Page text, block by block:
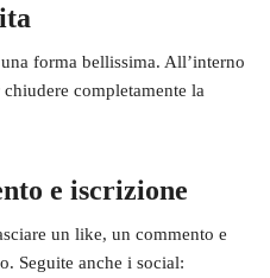
forma bellissima. All’interno
completamente la
e iscrizione
un like, un commento e
Seguite anche i social: